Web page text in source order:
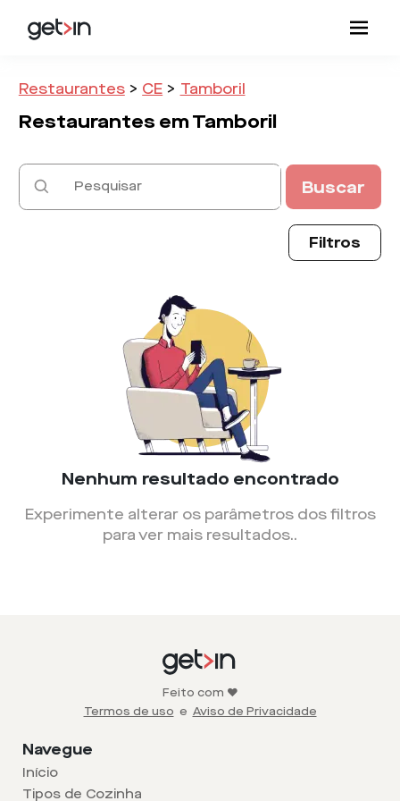
Restaurantes > CE > Tamboril
Restaurantes emTamboril
Buscar
Filtros
Nenhum resultado encontrado
Experimente alterar os parâmetros dos filtros
para ver mais resultados..
Feito com ❤️
Termos de uso e Aviso de Privacidade
Navegue
Início
Tipos de Cozinha